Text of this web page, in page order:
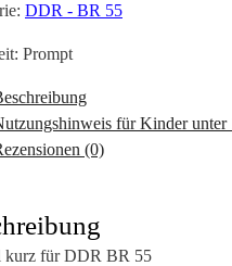
DDR - BR 55
Prompt
für Kinder unter
(0)
kurz für DDR BR 55